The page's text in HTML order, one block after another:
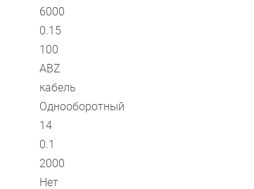
6000
0.15
100
ABZ
кабель
Однооборотный
14
0.1
2000
Нет